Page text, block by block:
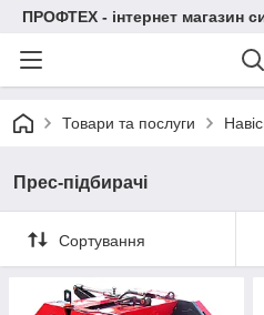
ПРОФТЕХ - інтернет магазин
Товари та послуги
Прес-підбирачі
Сортування